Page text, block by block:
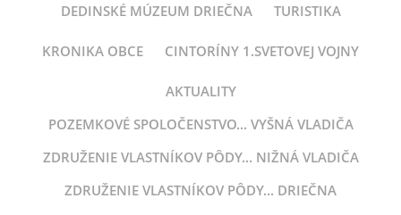
DEDINSKÉ MÚZEUM DRIEČNA TURISTIKA
KRONIKA OBCE CINTORÍNY 1.SVETOVEJ VOJNY
AKTUALITY
POZEMKOVÉ SPOLOČENSTVO... VYŠNÁ VLADIČA
ZDRUŽENIE VLASTNÍKOV PÔDY... NIŽNÁ VLADIČA
ZDRUŽENIE VLASTNÍKOV PÔDY... DRIEČNA